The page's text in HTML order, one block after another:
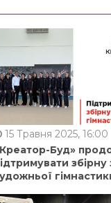
15 Травня 2025, 16:00
Буд»
збірну